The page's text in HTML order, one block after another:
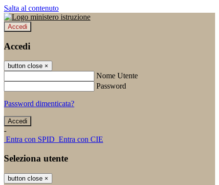
Salta al contenuto
Accedi
Accedi
button close ×
Nome Utente
Password
Password dimenticata?
-
Entra con SPID Entra con CIE
Seleziona utente
button close ×